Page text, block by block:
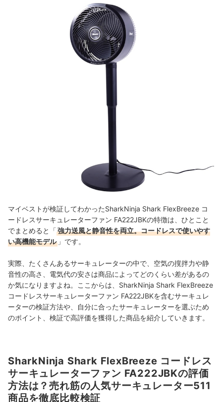
マイベストが検証してわかったSharkNinja Shark FlexBreeze コ
ードレスサーキュレーターファン FA222JBKの特徴は、ひとこと
でまとめると「強力送風と静音性を両立。コードレスで使いやす
い高機能モデル 」です。
実際、たくさんあるサーキュレーターの中で、空気の撹拌力や静
音性の高さ、電気代の安さは商品によってどのくらい差があるの
か気になりますよね。ここからは、SharkNinja Shark FlexBreeze
コードレスサーキュレーターファン FA222JBKを含むサーキュレ
ーターの検証方法や、自分に合ったサーキュレーターを選ぶため
のポイント、検証で高評価を獲得した商品を紹介していきます。
SharkNinja Shark FlexBreeze コードレス
サーキュレーターファン FA222JBKの評価
方法は？売れ筋の人気サーキュレーター511
商品を徹底比較検証